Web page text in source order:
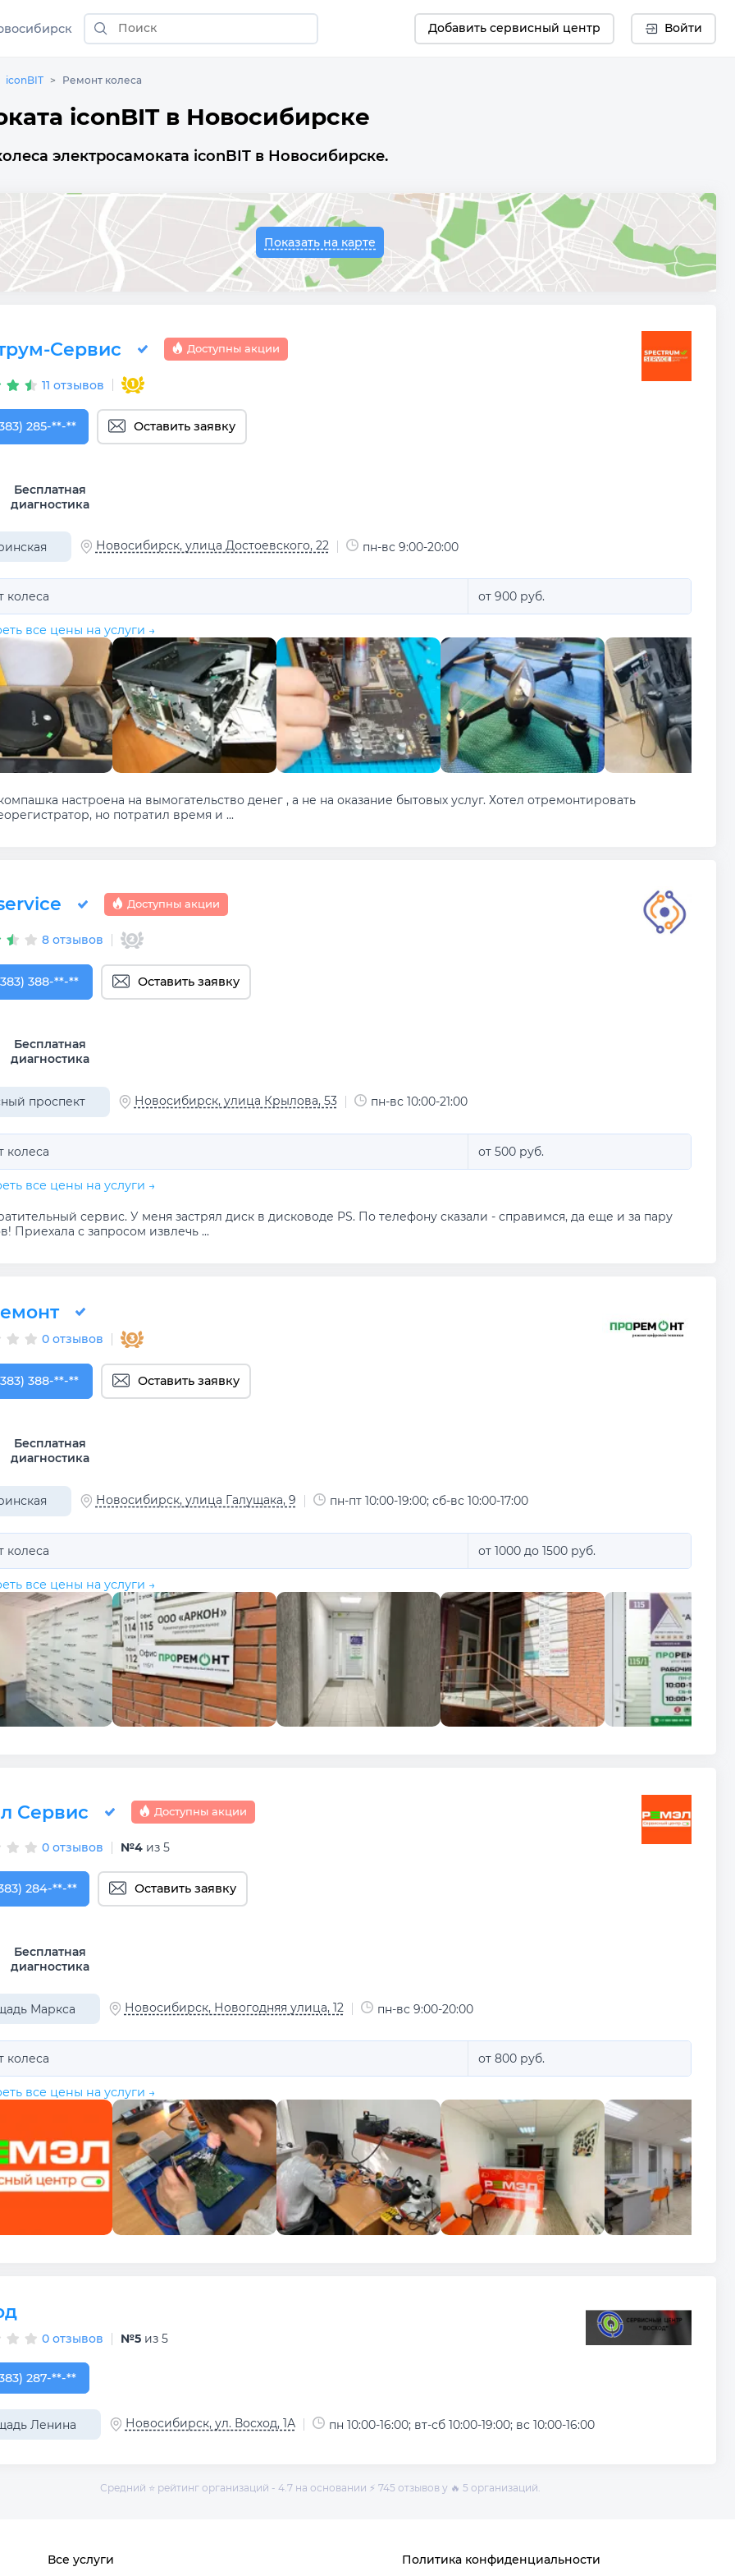
Добавить сервисный центр Войти
iconBIT Ремонт колеса
iconBIT в Новосибирске
электросамоката iconBIT в Новосибирске.
Показать на карте
Сервис Доступны акции
11 отзывов
285-96-21
285-**-** Оставить заявку
Бесплатная
диагностика
Новосибирск, улица Достоевского, 22 пн-вс 9:00-20:00
колеса от 900 руб.
все цены на услуги →
настроена на вымогательство денег , а не на оказание бытовых услуг. Хотел отремонтировать
но потратил время и ...
Доступны акции
8 отзывов
388-93-76
388-**-** Оставить заявку
Бесплатная
диагностика
проспект Новосибирск, улица Крылова, 53 пн-вс 10:00-21:00
колеса от 500 руб.
все цены на услуги →
сервис. У меня застрял диск в дисководе PS. По телефону сказали - справимся, да еще и за пару
Приехала с запросом извлечь ...
0 отзывов
388-83-89
388-**-** Оставить заявку
Бесплатная
диагностика
Новосибирск, улица Галущака, 9 пн-пт 10:00-19:00; сб-вс 10:00-17:00
колеса от 1000 до 1500 руб.
все цены на услуги →
Сервис Доступны акции
0 отзывов №4 из 5
284-12-57
284-**-** Оставить заявку
Бесплатная
диагностика
Маркса Новосибирск, Новогодняя улица, 12 пн-вс 9:00-20:00
колеса от 800 руб.
все цены на услуги →
0 отзывов №5 из 5
287-19-47
287-**-**
Ленина Новосибирск, ул. Восход, 1А пн 10:00-16:00; вт-сб 10:00-19:00; вс 10:00-16:00
Средний ⭐ рейтинг организаций - 4.7 на основании ⚡ 745 отзывов у 🔥 5 организаций.
Все услуги Политика конфиденциальности